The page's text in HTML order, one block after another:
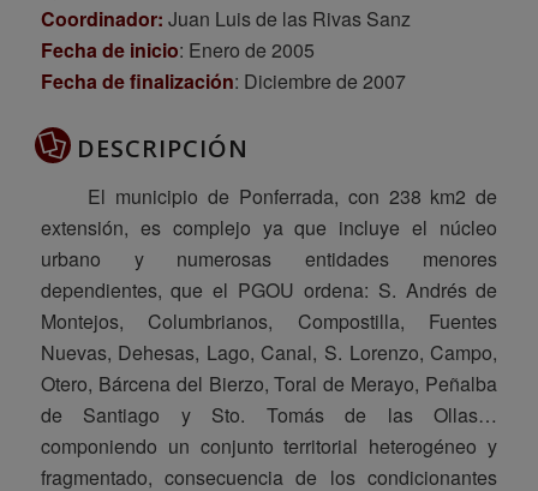
Coordinador: Juan Luis de las Rivas Sanz
Fecha de inicio: Enero de 2005
Fecha de finalización: Diciembre de 2007
DESCRIPCIÓN
El municipio de Ponferrada, con 238 km2 de
extensión, es complejo ya que incluye el núcleo
urbano y numerosas entidades menores
dependientes, que el PGOU ordena: S. Andrés de
Montejos, Columbrianos, Compostilla, Fuentes
Nuevas, Dehesas, Lago, Canal, S. Lorenzo, Campo,
Otero, Bárcena del Bierzo, Toral de Merayo, Peñalba
de Santiago y Sto. Tomás de las Ollas…
componiendo un conjunto territorial heterogéneo y
fragmentado, consecuencia de los condicionantes